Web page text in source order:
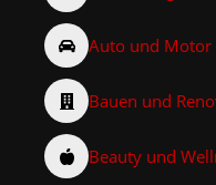
Auto und Motor
Bauen und
Beauty und